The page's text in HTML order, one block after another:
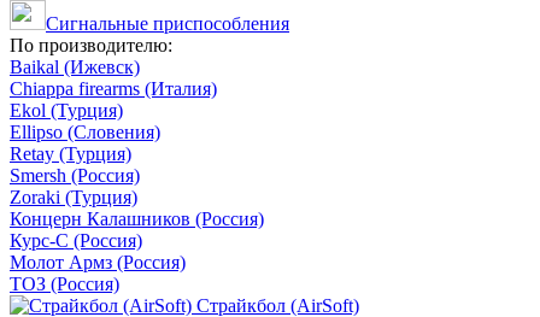
Сигнальные приспособления
По производителю:
Baikal (Ижевск)
Chiappa firearms (Италия)
Ekol (Турция)
Ellipso (Словения)
Retay (Турция)
Smersh (Россия)
Zoraki (Турция)
Концерн Калашников (Россия)
Курс-С (Россия)
Молот Армз (Россия)
ТОЗ (Россия)
Страйкбол (AirSoft)